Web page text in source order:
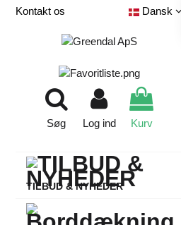
Kontakt os Dansk
Søg Log ind Kurv
TILBUD & NYHEDER